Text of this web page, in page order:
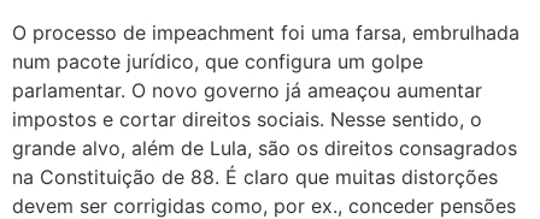
O processo de impeachment foi uma farsa, embrulhada
num pacote jurídico, que configura um golpe
parlamentar. O novo governo já ameaçou aumentar
impostos e cortar direitos sociais. Nesse sentido, o
grande alvo, além de Lula, são os direitos consagrados
na Constituição de 88. É claro que muitas distorções
devem ser corrigidas como, por ex., conceder pensões